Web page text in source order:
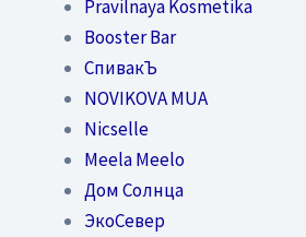
Pravilnaya Kosmetika
Booster Bar
СпивакЪ
NOVIKOVA MUA
Nicselle
Meela Meelo
Дом Солнца
ЭкоСевер